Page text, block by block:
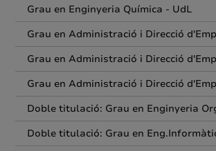
Grau en Enginyeria Química - UdL
Grau en Administració i Direcció
Grau en Administració i Direcció
Grau en Administració i Direcció
Doble titulació: Grau en Enginyeria
Doble titulació: Grau en